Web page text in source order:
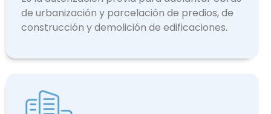
de urbanización y parcelación de predios, de
construcción y demolición de edificaciones.